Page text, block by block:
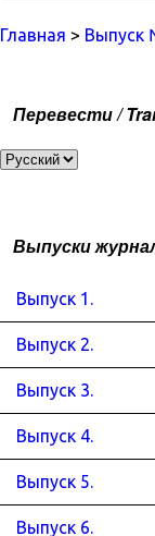
Главная > Выпуск
Перевести /
Выпуски
Выпуск 1.
Выпуск 2.
Выпуск 3.
Выпуск 4.
Выпуск 5.
Выпуск 6.